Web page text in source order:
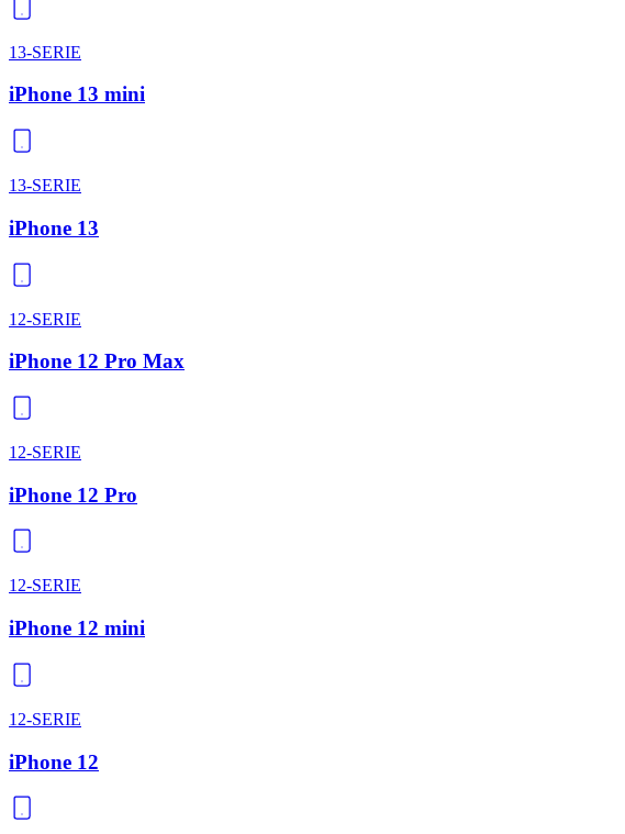
13-SERIE
iPhone 13 mini
13-SERIE
iPhone 13
12-SERIE
iPhone 12 Pro Max
12-SERIE
iPhone 12 Pro
12-SERIE
iPhone 12 mini
12-SERIE
iPhone 12